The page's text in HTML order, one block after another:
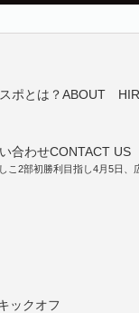
こ2部初勝利目指し4月5日、
ックオフ